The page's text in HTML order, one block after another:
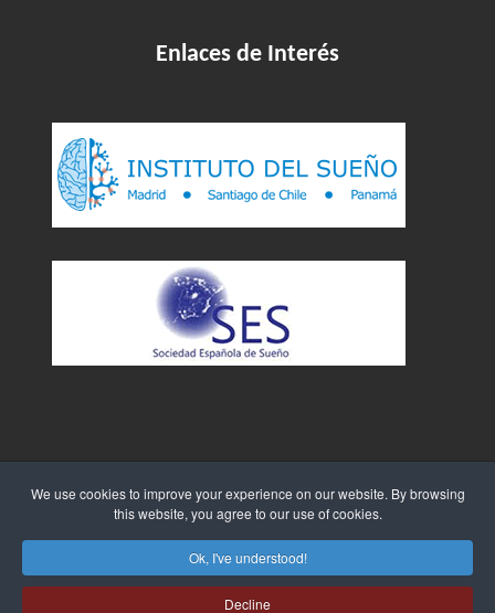
We use cookies to improve your experience on our website. By browsing
this website, you agree to our use of cookies.
Ok, I've understood!
Decline
Enlaces de Interés